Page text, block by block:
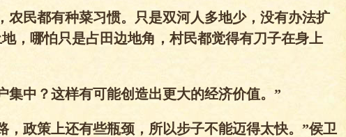
农民都有种菜习惯。只是双河人多地少，没有办法扩
，哪怕只是占田边地角，村民都觉得有刀子在身上
集中？这样有可能创造出更大的经济价值。”
，政策上还有些瓶颈，所以步子不能迈得太快。”侯卫